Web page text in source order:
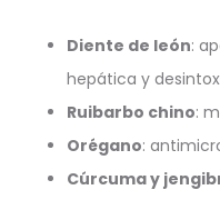
Diente de león:
hepática y
Ruibarbo chino:
Orégano:
Cúrcuma y